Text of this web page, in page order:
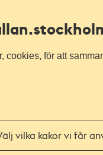
cookies, för att
vilka kakor vi får